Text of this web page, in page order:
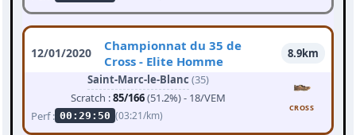
12/01/2020
Championnat du 35 de
Cross - Elite Homme
8.9km
Saint-Marc-le-Blanc (35)
Scratch :85/166(51.2%) - 18/VEM
Perf : 00:29:50 (03:21/km)
CROSS